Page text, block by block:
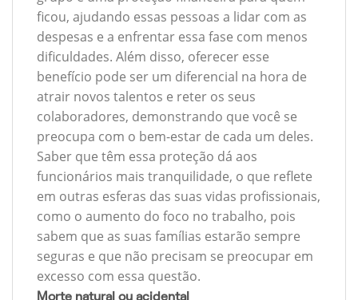
ficou, ajudando essas pessoas a lidar com as
despesas e a enfrentar essa fase com menos
dificuldades. Além disso, oferecer esse
benefício pode ser um diferencial na hora de
atrair novos talentos e reter os seus
colaboradores, demonstrando que você se
preocupa com o bem-estar de cada um deles.
Saber que têm essa proteção dá aos
funcionários mais tranquilidade, o que reflete
em outras esferas das suas vidas profissionais,
como o aumento do foco no trabalho, pois
sabem que as suas famílias estarão sempre
seguras e que não precisam se preocupar em
excesso com essa questão.
Morte natural ou acidental